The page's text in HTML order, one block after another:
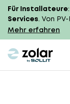
Für Installateure
Services. Von
Mehr erfahren
zolar logo